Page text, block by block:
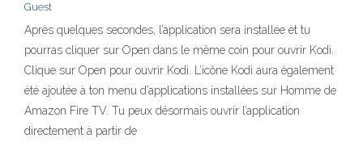
Guest
Après quelques secondes, l’application sera installée et tu
pourras cliquer sur Open dans le même coin pour ouvrir Kodi.
Clique sur Open pour ouvrir Kodi. L’icône Kodi aura également
été ajoutée à ton menu d’applications installées sur Homme de
Amazon Fire TV. Tu peux désormais ouvrir l’application
directement à partir de